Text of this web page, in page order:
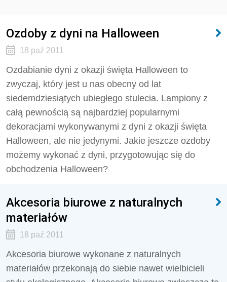
Ozdoby z dyni na Halloween
18 paź 2011
Ozdabianie dyni z okazji święta Halloween to
zwyczaj, który jest u nas obecny od lat
siedemdziesiątych ubiegłego stulecia. Lampiony z
całą pewnością są najbardziej popularnymi
dekoracjami wykonywanymi z dyni z okazji święta
Halloween, ale nie jedynymi. Jakie jeszcze ozdoby
możemy wykonać z dyni, przygotowując się do
obchodzenia Halloween?
Akcesoria biurowe z naturalnych
materiałów
18 paź 2011
Akcesoria biurowe wykonane z naturalnych
materiałów przekonają do siebie nawet wielbicieli